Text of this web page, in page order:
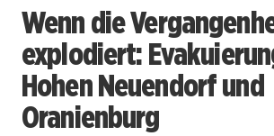
Wenn die
explodiert:
Hohen Neuendorf und
Oranienburg